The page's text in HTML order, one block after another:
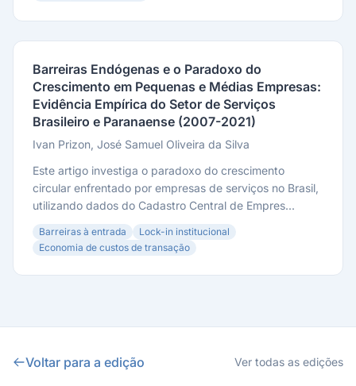
Barreiras Endógenas e o Paradoxo do
Crescimento em Pequenas e Médias Empresas:
Evidência Empírica do Setor de Serviços
Brasileiro e Paranaense (2007-2021)
Ivan Prizon, José Samuel Oliveira da Silva
Este artigo investiga o paradoxo do crescimento
circular enfrentado por empresas de serviços no Brasil,
utilizando dados do Cadastro Central de Empres...
Barreiras à entrada
Lock-in institucional
Economia de custos de transação
Voltar para a edição Ver todas as edições